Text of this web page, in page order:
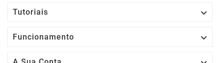
Tutoriais 
Funcionamento 